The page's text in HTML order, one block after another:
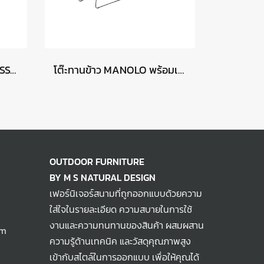
โต๊ะทานข้าวทรงเตี้ย AMBASSADOR พร้อมเก้าอี้ CALPI โต๊ะทานข้าว MANOLO พร้อมเก้าอี้ RHODOS
OUTDOOR FURNITURE
BY M S NATURAL DESIGN
เฟอร์นิเจอร์สนามที่ถูกออกแบบด้วยความ
ใส่ใจในรายละเอียด ความสบายในการใช้
งานและความทนทานของสินค้า ผสมผสาน
ความรู้ด้านเทคนิค และวัสดุคุณภาพสูง
เข้ากับสไตล์ในการออกแบบ เพื่อให้คุณได้